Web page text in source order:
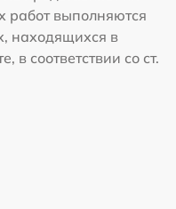
работ выполняются
находящихся в
в соответствии со ст.